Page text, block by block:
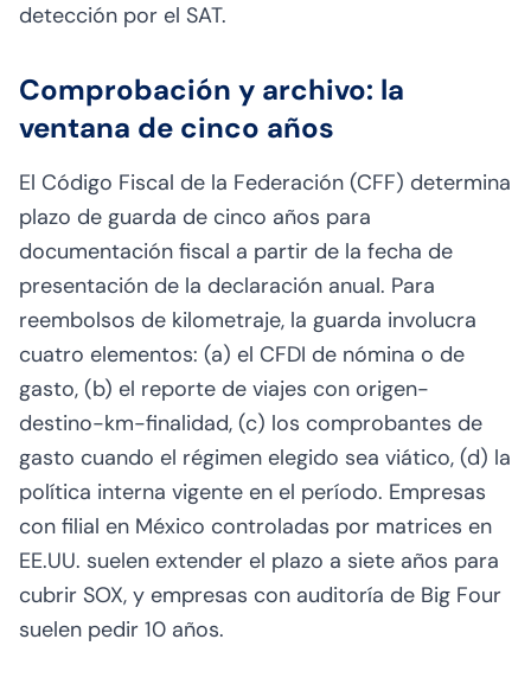
detección por el SAT.
Comprobación y archivo: la
ventana de cinco años
El Código Fiscal de la Federación (CFF) determina
plazo de guarda de cinco años para
documentación fiscal a partir de la fecha de
presentación de la declaración anual. Para
reembolsos de kilometraje, la guarda involucra
cuatro elementos: (a) el CFDI de nómina o de
gasto, (b) el reporte de viajes con origen-
destino-km-finalidad, (c) los comprobantes de
gasto cuando el régimen elegido sea viático, (d) la
política interna vigente en el período. Empresas
con filial en México controladas por matrices en
EE.UU. suelen extender el plazo a siete años para
cubrir SOX, y empresas con auditoría de Big Four
suelen pedir 10 años.